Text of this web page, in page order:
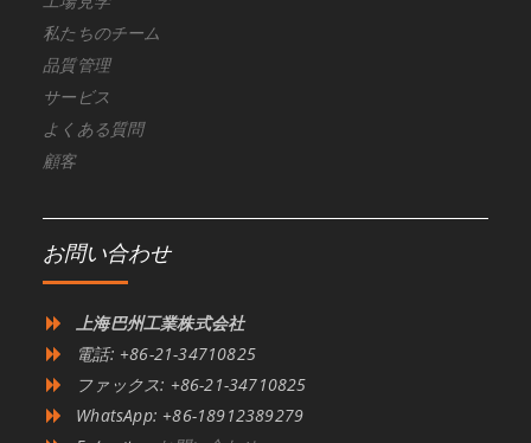
私たちのチーム
品質管理
サービス
よくある質問
顧客
お問い合わせ
上海巴州工業株式会社
電話: +86-21-34710825
ファックス: +86-21-34710825
WhatsApp: +86-18912389279